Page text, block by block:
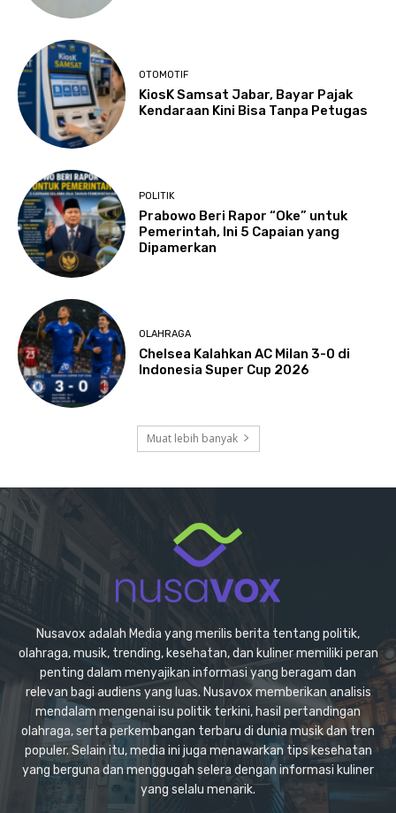
OTOMOTIF
KiosK Samsat Jabar, Bayar Pajak
Kendaraan Kini Bisa Tanpa Petugas
POLITIK
Prabowo Beri Rapor “Oke” untuk
Pemerintah, Ini 5 Capaian yang
Dipamerkan
OLAHRAGA
Chelsea Kalahkan AC Milan 3-0 di
Indonesia Super Cup 2026
Muat lebih banyak
Nusavox adalah Media yang merilis berita tentang politik,
olahraga, musik, trending, kesehatan, dan kuliner memiliki peran
penting dalam menyajikan informasi yang beragam dan
relevan bagi audiens yang luas. Nusavox memberikan analisis
mendalam mengenai isu politik terkini, hasil pertandingan
olahraga, serta perkembangan terbaru di dunia musik dan tren
populer. Selain itu, media ini juga menawarkan tips kesehatan
yang berguna dan menggugah selera dengan informasi kuliner
yang selalu menarik.